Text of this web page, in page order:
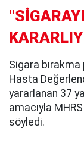
Sigara
Hasta
yararlanan 37
amacıyla
söyledi.